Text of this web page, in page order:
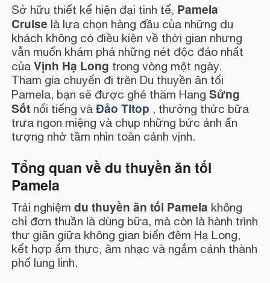
Sở hữu thiết kế hiện đại tinh tế, Pamela
Cruise là lựa chọn hàng đầu của những du
khách không có điều kiện về thời gian nhưng
vẫn muốn khám phá những nét độc đáo nhất
củaVịnh Hạ Long trong vòng một ngày.
Tham gia chuyến đi trên Du thuyền ăn tối
Pamela, bạn sẽ được ghé thăm HangSửng
Sốt nổi tiếng vàĐảo Titop , thưởng thức bữa
trưa ngon miệng và chụp những bức ảnh ấn
tượng nhờ tầm nhìn toàn cảnh vịnh.
Tổng quan về du thuyền ăn tối
Pamela
Trải nghiệmdu thuyền ăn tối Pamela không
chỉ đơn thuần là dùng bữa, mà còn là hành trình
thư giãn giữa không gian biển đêm Hạ Long,
kết hợp ẩm thực, âm nhạc và ngắm cảnh thành
phố lung linh.